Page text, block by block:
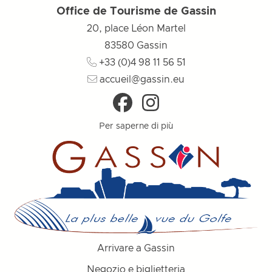
Office de Tourisme de Gassin
20, place Léon Martel
83580 Gassin
+33 (0)4 98 11 56 51
accueil@gassin.eu
Per saperne di più
Arrivare a Gassin
Negozio e biglietteria